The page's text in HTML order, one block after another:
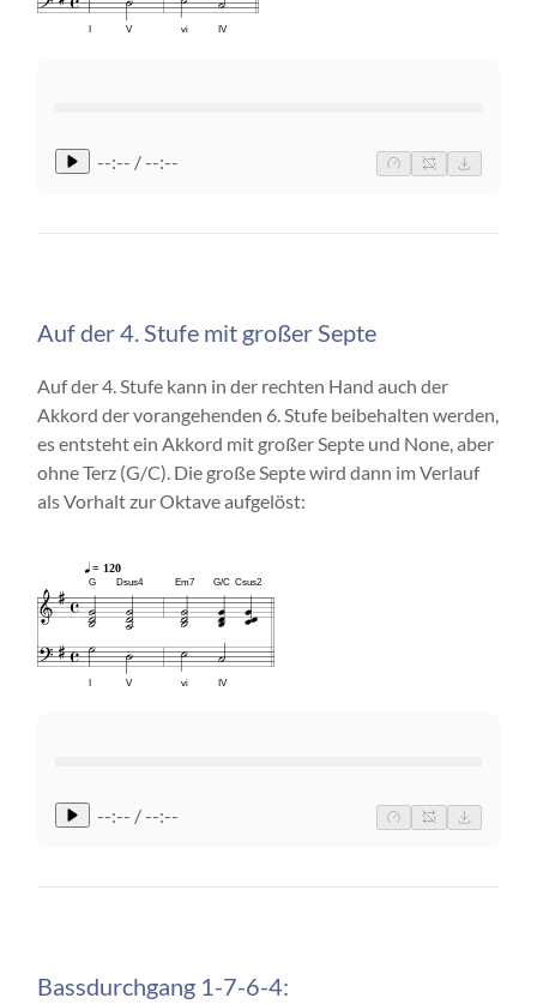
I V vi IV
--:-- / --:--
Auf der 4. Stufe mit großer Septe
Auf der 4. Stufe kann in der rechten Hand auch der
Akkord der vorangehenden 6. Stufe beibehalten werden,
es entsteht ein Akkord mit großer Septe und None, aber
ohne Terz (G/C). Die große Septe wird dann im Verlauf
als Vorhalt zur Oktave aufgelöst:
= 120
G Dsus4 Em7 G/C Csus2
I V vi IV
--:-- / --:--
Bassdurchgang 1-7-6-4: